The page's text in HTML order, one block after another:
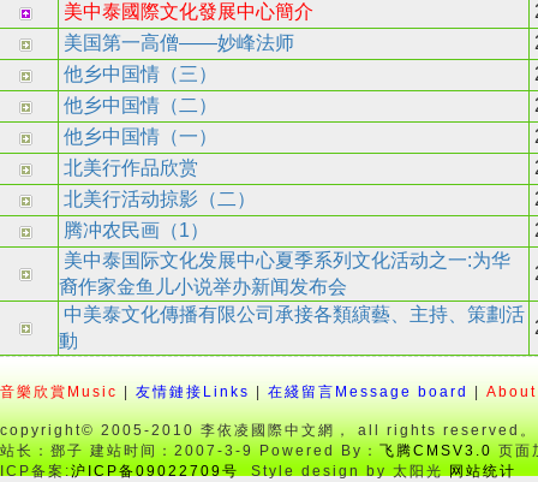
美中泰國際文化發展中心簡介
美国第一高僧——妙峰法师
他乡中国情（三）
他乡中国情（二）
他乡中国情（一）
北美行作品欣赏
北美行活动掠影（二）
腾冲农民画（1）
美中泰国际文化发展中心夏季系列文化活动之一:为华
裔作家金鱼儿小说举办新闻发布会
中美泰文化傳播有限公司承接各類縯藝、主持、策劃活
動
音樂欣賞Music 友情鏈接Links 在綫留言Message board
copyright© 2005-2010 李依凌國際中文網， all rights reserved。
站长：鄧子 建站时间：2007-3-9 Powered By：飞腾CMSV3.0页面
ICP备案:沪ICP备09022709号 Style design by 太阳光 网站统计